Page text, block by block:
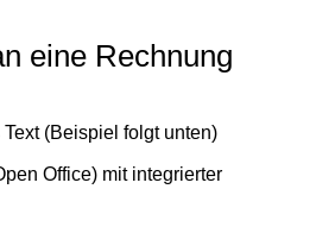
eine Rechnung
(Beispiel folgt unten)
Office) mit integrierter